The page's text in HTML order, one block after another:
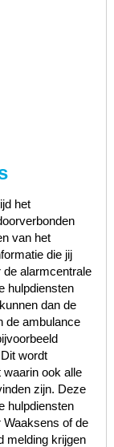
het
van het
die jij
de alarmcentrale
hulpdiensten
dan de
de ambulance
wordt
ook alle
zijn. Deze
hulpdiensten
Waaksens of de
melding krijgen